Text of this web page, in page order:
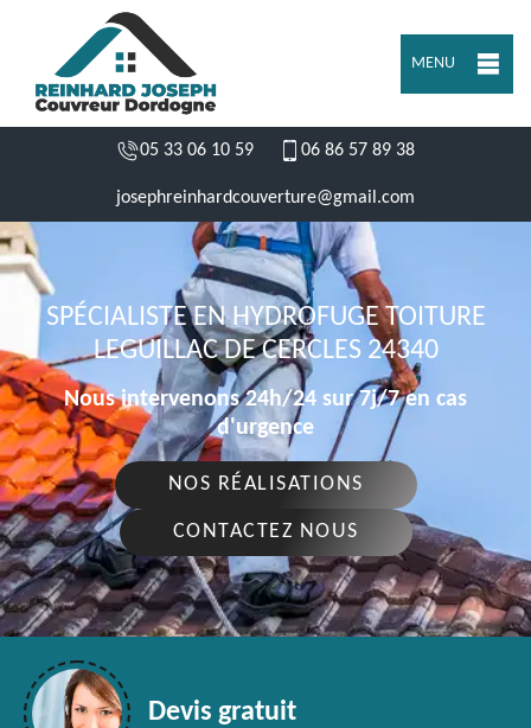
MENU
05 33 06 10 59 06 86 57 89 38
josephreinhardcouverture@gmail.com
SPÉCIALISTE EN HYDROFUGE TOITURE
LEGUILLAC DE CERCLES 24340
Nous intervenons 24h/24 sur 7j/7 en cas
d'urgence
NOS RÉALISATIONS
CONTACTEZ NOUS
Devis gratuit